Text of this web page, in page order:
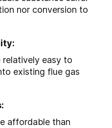
nor conversion to
relatively easy to
existing flue gas
affordable than